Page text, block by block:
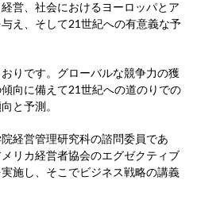
営、社会におけるヨーロッパとア
え、そして21世紀への有意義な予
りです。グローバルな競争力の獲
向に備えて21世紀への道のりでの
と予測。
経営管理研究科の諮問委員であ
リカ経営者協会のエグゼクティブ
施し、そこでビジネス戦略の講義